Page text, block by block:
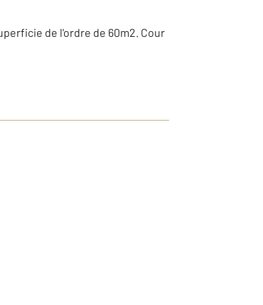
de l'ordre de 60m2. Cour